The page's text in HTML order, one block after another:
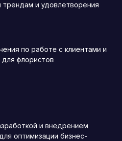
и удовлетворения
по работе с клиентами и
флористов
и внедрением
оптимизации бизнес-